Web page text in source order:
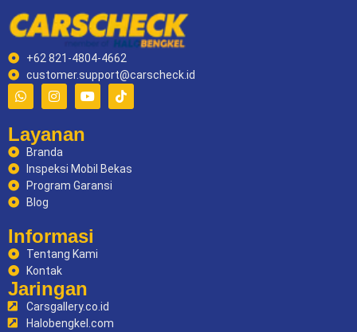
+62 821-4804-4662
customer.support@carscheck.id
Layanan
Branda
Inspeksi Mobil Bekas
Program Garansi
Blog
Informasi
Tentang Kami
Kontak
Jaringan
Carsgallery.co.id
Halobengkel.com